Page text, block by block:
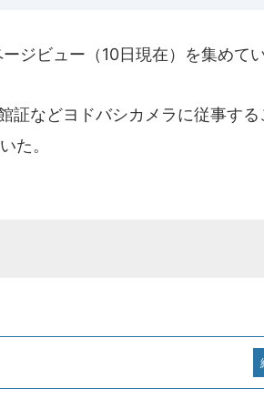
ジビュー（10日現在）を集めてい
証などヨドバシカメラに従事する
た。